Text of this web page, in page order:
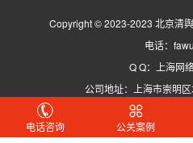
Copyright © 2023-2023 北京清
电话：
Q Q：上海网
公司地址：上海市崇明
京ICP备
电话咨询
公关案例